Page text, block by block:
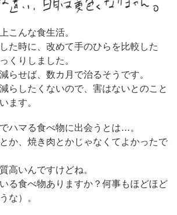
こんな食生活。
た時に、改めて手のひらを比較した
くりしました。
らせば、数カ月で治るそうです。
らしたくないので、害はないとのこと
ます。
ハマる食べ物に出会うとは…。
か、焼き肉とかじゃなくてよかったで
高いんですけどね。
る食べ物ありますか？何事もほどほど
な）。